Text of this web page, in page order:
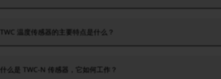
TWC 温度传感器的主要特点是什么？
什么是 TWC-N 传感器，它如何工作？